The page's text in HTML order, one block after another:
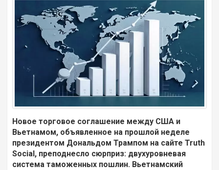
Новое торговое соглашение между США и
Вьетнамом, объявленное на прошлой неделе
президентом Дональдом Трампом на сайте Truth
Social, преподнесло сюрприз: двухуровневая
система таможенных пошлин. Вьетнамский